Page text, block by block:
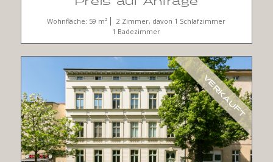
Wohnfläche: 59 m²
2 Zimmer, davon 1 Schlafzimmer
1 Badezimmer
VERKAUFT